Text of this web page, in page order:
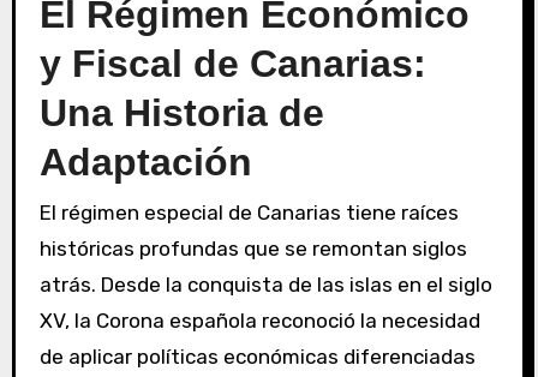
El Régimen Económico
y Fiscal de Canarias:
Una Historia de
Adaptación
El régimen especial de Canarias tiene raíces
históricas profundas que se remontan siglos
atrás. Desde la conquista de las islas en el siglo
XV, la Corona española reconoció la necesidad
de aplicar políticas económicas diferenciadas